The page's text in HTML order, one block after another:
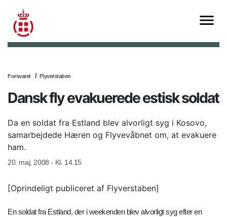
Forsvaret Flyverstaben
Dansk fly evakuerede estisk soldat
Da en soldat fra Estland blev alvorligt syg i Kosovo,
samarbejdede Hæren og Flyvevåbnet om, at evakuere
ham.
20. maj, 2008 - Kl. 14.15
[Oprindeligt publiceret af Flyverstaben]
En soldat fra Estland, der i weekenden blev alvorligt syg efter en